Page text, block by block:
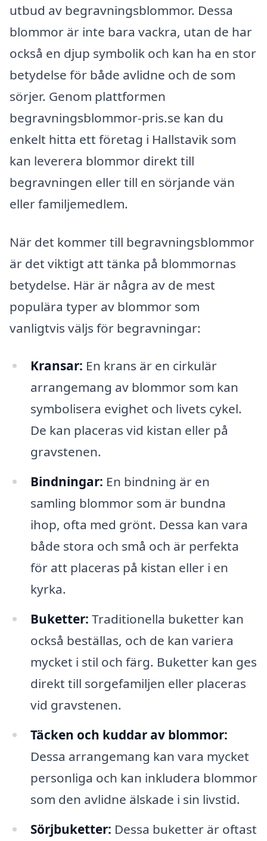
utbud av begravningsblommor. Dessa
blommor är inte bara vackra, utan de har
också en djup symbolik och kan ha en stor
betydelse för både avlidne och de som
sörjer. Genom plattformen
begravningsblommor-pris.se kan du
enkelt hitta ett företag i Hallstavik som
kan leverera blommor direkt till
begravningen eller till en sörjande vän
eller familjemedlem.
När det kommer till begravningsblommor
är det viktigt att tänka på blommornas
betydelse. Här är några av de mest
populära typer av blommor som
vanligtvis väljs för begravningar:
Kransar: En krans är en cirkulär
arrangemang av blommor som kan
symbolisera evighet och livets cykel.
De kan placeras vid kistan eller på
gravstenen.
Bindningar: En bindning är en
samling blommor som är bundna
ihop, ofta med grönt. Dessa kan vara
både stora och små och är perfekta
för att placeras på kistan eller i en
kyrka.
Buketter: Traditionella buketter kan
också beställas, och de kan variera
mycket i stil och färg. Buketter kan ges
direkt till sorgefamiljen eller placeras
vid gravstenen.
Täcken och kuddar av blommor:
Dessa arrangemang kan vara mycket
personliga och kan inkludera blommor
som den avlidne älskade i sin livstid.
Sörjbuketter: Dessa buketter är oftast